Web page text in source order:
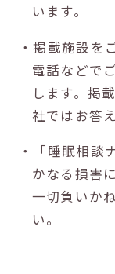
います。
・掲載施設を
電話などで
します。掲
社ではお答
・「睡眠相談
かなる損害
一切負いか
い。